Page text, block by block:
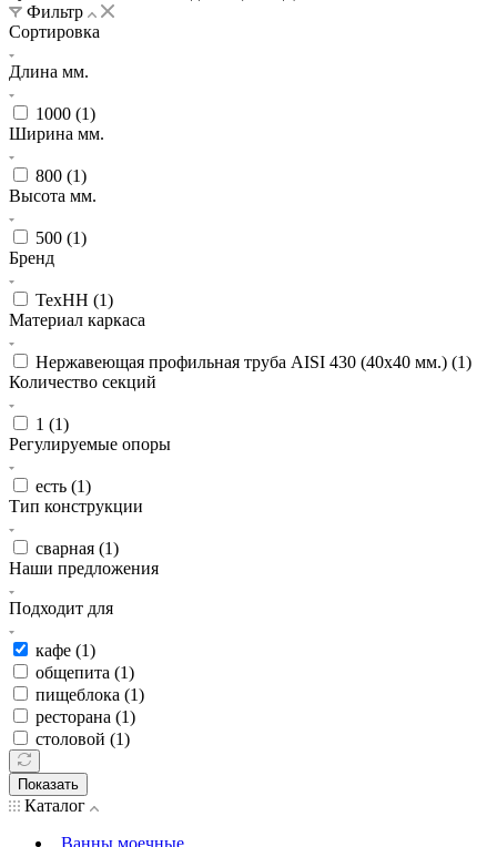
Фильтр
Сортировка
Длина мм.
1000 (1)
Ширина мм.
800 (1)
Высота мм.
500 (1)
Бренд
ТехНН (1)
Материал каркаса
Нержавеющая профильная труба AISI 430 (40х40 мм.) (1)
Количество секций
1 (1)
Регулируемые опоры
есть (1)
Тип конструкции
сварная (1)
Наши предложения
Подходит для
кафе (1)
общепита (1)
пищеблока (1)
ресторана (1)
столовой (1)
Показать
Каталог
Ванны моечные